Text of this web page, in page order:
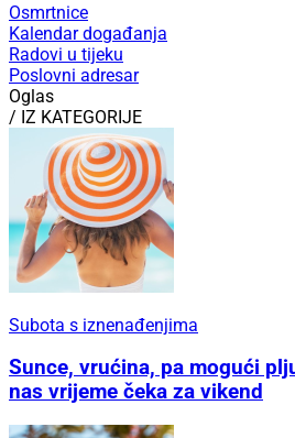
Osmrtnice
Kalendar događanja
Radovi u tijeku
Poslovni adresar
Oglas
/ IZ KATEGORIJE
Subota s iznenađenjima
Sunce, vrućina, pa mogući
nas vrijeme čeka za vikend